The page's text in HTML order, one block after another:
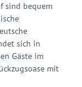
sind bequem
sich in
Gäste im
mit